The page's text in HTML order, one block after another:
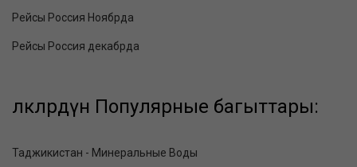
Рейсы Россия Ноябрда
Рейсы Россия декабрда
өлкөлөрдүн Популярные багыттары:
Таджикистан - Минеральные Воды